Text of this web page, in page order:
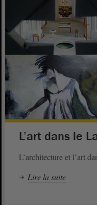
L’art dans le
L’architecture et l’art
Lire la suite